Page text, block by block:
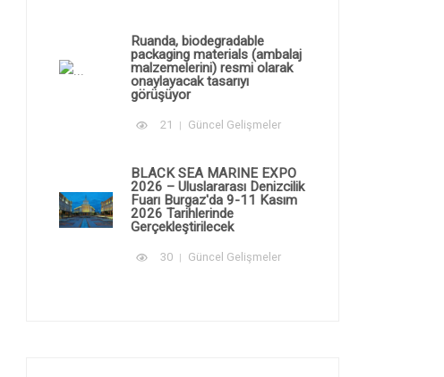
Ruanda, biodegradable
packaging materials (ambalaj
malzemelerini) resmi olarak
onaylayacak tasarıyı
görüşüyor
21 Güncel Gelişmeler
BLACK SEA MARINE EXPO
2026 – Uluslararası Denizcilik
Fuarı Burgaz'da 9-11 Kasım
2026 Tarihlerinde
Gerçekleştirilecek
30 Güncel Gelişmeler